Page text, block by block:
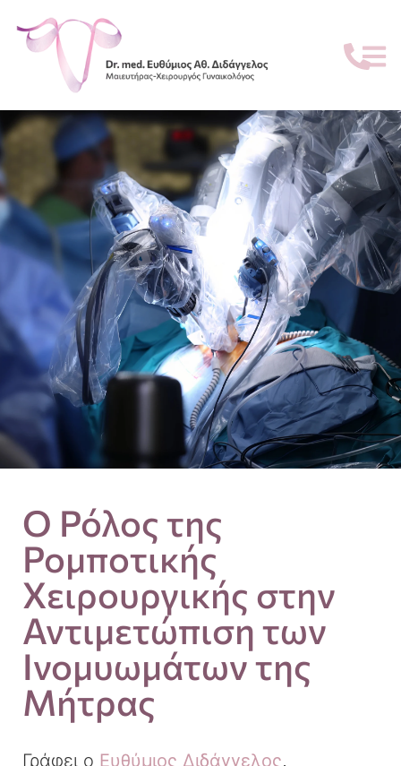
Ο Ρόλος της
Ρομποτικής
Χειρουργικής στην
Αντιμετώπιση των
Ινομυωμάτων της
Μήτρας
Γράφει ο Ευθύμιος Διδάγγελος,